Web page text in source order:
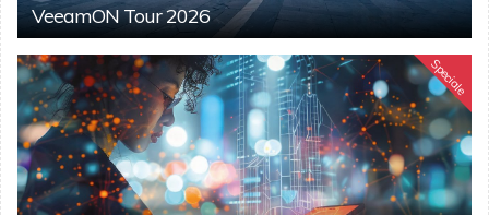
VeeamON Tour 2026
Speciale